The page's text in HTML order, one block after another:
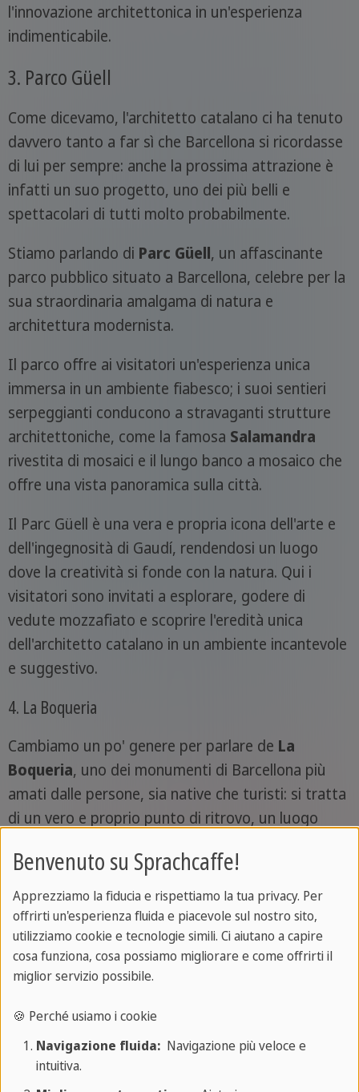
l'innovazione architettonica in un'esperienza
indimenticabile.
3. Parco Güell
Come dicevamo, l'architetto catalano ci ha tenuto
davvero tanto a far sì che Barcellona si ricordasse
di lui per sempre: anche la prossima attrazione è
infatti un suo progetto, uno dei più belli e
spettacolari di tutti molto probabilmente.
Stiamo parlando di Parc Güell, un affascinante
parco pubblico situato a Barcellona, celebre per la
sua straordinaria amalgama di natura e
architettura modernista.
Il parco offre ai visitatori un'esperienza unica
immersa in un ambiente fiabesco; i suoi sentieri
serpeggianti conducono a stravaganti strutture
architettoniche, come la famosa Salamandra
rivestita di mosaici e il lungo banco a mosaico che
offre una vista panoramica sulla città.
Il Parc Güell è una vera e propria icona dell'arte e
dell'ingegnosità di Gaudí, rendendosi un luogo
dove la creatività si fonde con la natura. Qui i
visitatori sono invitati a esplorare, godere di
vedute mozzafiato e scoprire l'eredità unica
dell'architetto catalano in un ambiente incantevole
e suggestivo.
4. La Boqueria
Cambiamo un po' genere per parlare de La
Boqueria, uno dei monumenti di Barcellona più
amati dalle persone, sia native che turisti: si tratta
di un vero e proprio punto di ritrovo, un luogo
della Spagna.
La Boqueria è infattiuno dei mercati alimentari
più vivaci e iconici al mondo, situato nel cuore di
Barcellona.
1217, incanta i visitatori con una vasta gamma di
colori, profumi e sapori: offre una varietà
straordinaria di prodotti freschi, come frutta,
Benvenuto su Sprachcaffe!
Apprezziamo la fiducia e rispettiamo la tua privacy. Per
offrirti un'esperienza fluida e piacevole sul nostro sito,
utilizziamo cookie e tecnologie simili. Ci aiutano a capire
cosa funziona, cosa possiamo migliorare e come offrirti il
miglior servizio possibile.
🍪 Perché usiamo i cookie
Navigazione fluida:Navigazione più veloce e
intuitiva.